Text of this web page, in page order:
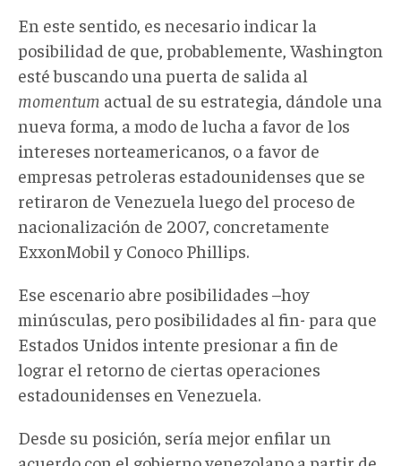
En este sentido, es necesario indicar la
posibilidad de que, probablemente, Washington
esté buscando una puerta de salida al
momentum actual de su estrategia, dándole una
nueva forma, a modo de lucha a favor de los
intereses norteamericanos, o a favor de
empresas petroleras estadounidenses que se
retiraron de Venezuela luego del proceso de
nacionalización de 2007, concretamente
ExxonMobil y Conoco Phillips.
Ese escenario abre posibilidades –hoy
minúsculas, pero posibilidades al fin- para que
Estados Unidos intente presionar a fin de
lograr el retorno de ciertas operaciones
estadounidenses en Venezuela.
Desde su posición, sería mejor enfilar un